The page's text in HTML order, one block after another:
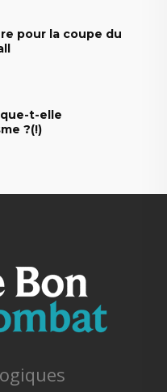
pour la coupe du
t-elle
?(!)